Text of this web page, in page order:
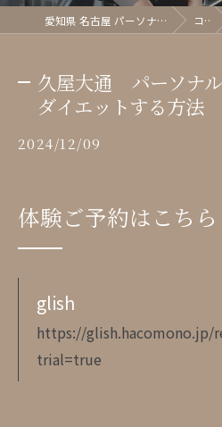
愛知県 名古屋 パーソナルジム glish《グリッシュ》 コラム
久屋大通 パーソナ
ダイエットする方法
2024/12/09
体験ご予約はこちら
glish
https://glish.hacomono.jp/
trial=true